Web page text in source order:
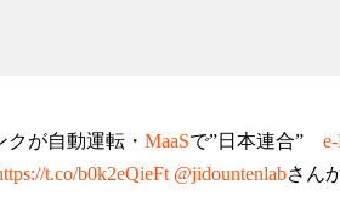
が自動運転・ MaaSで”日本連合”
t.co/b0k2eQieFt @jidountenlabさん